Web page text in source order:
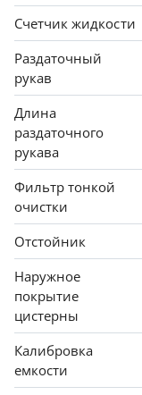
Счетчик жидкости
Раздаточный
рукав
Длина
раздаточного
рукава
Фильтр тонкой
очистки
Отстойник
Наружное
покрытие
цистерны
Калибровка
емкости